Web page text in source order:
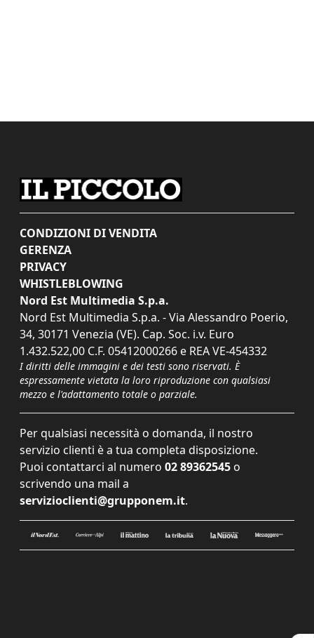
CONDIZIONI DI VENDITA
GERENZA
PRIVACY
WHISTLEBLOWING
Nord Est Multimedia S.p.a.
Nord Est Multimedia S.p.a. - Via Alessandro Poerio,
34, 30171 Venezia (VE). Cap. Soc. i.v. Euro
1.432.522,00 C.F. 05412000266 e REA VE-454332
I diritti delle immagini e dei testi sono riservati. È
espressamente vietata la loro riproduzione con qualsiasi
mezzo e l'adattamento totale o parziale.
Per qualsiasi necessità o domanda, il nostro
servizio clienti è a tua completa disposizione.
Puoi contattarci al numero 02 89362545 o
scrivendo una mail a
servizioclienti@grupponem.it.